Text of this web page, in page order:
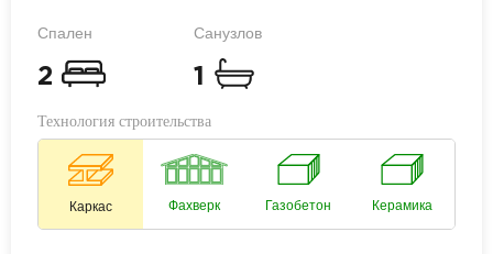
Спален
2
Санузлов
1
Технология строительства
Каркас Фахверк Газобетон Керамика